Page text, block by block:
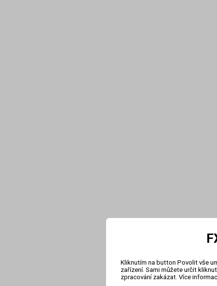
Kliknutím na button Povolit vše
zařízení. Sami můžete určit
zpracování zakázat. Více